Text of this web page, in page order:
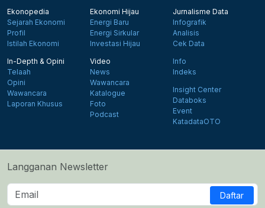
Ekonopedia
Sejarah Ekonomi
Profil
Istilah Ekonomi
Ekonomi Hijau
Energi Baru
Energi Sirkular
Investasi Hijau
Jurnalisme Data
Infografik
Analisis
Cek Data
In-Depth & Opini
Telaah
Opini
Wawancara
Laporan Khusus
Video
News
Wawancara
Katalogue
Foto
Podcast
Info
Indeks
Insight Center
Databoks
Event
KatadataOTO
Langganan Newsletter
Daftar